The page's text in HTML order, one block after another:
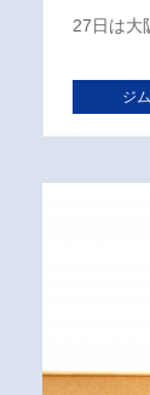
27日は大
ジム